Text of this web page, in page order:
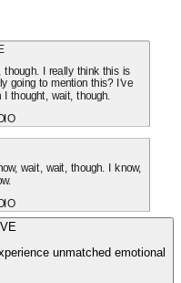
I really think this is
going to mention this? I've
thought, wait, though.
wait, wait, though. I know,
unmatched emotional